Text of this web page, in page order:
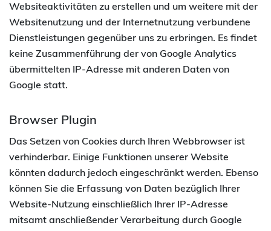
Websiteaktivitäten zu erstellen und um weitere mit der
Websitenutzung und der Internetnutzung verbundene
Dienstleistungen gegenüber uns zu erbringen. Es findet
keine Zusammenführung der von Google Analytics
übermittelten IP-Adresse mit anderen Daten von
Google statt.
Browser Plugin
Das Setzen von Cookies durch Ihren Webbrowser ist
verhinderbar. Einige Funktionen unserer Website
könnten dadurch jedoch eingeschränkt werden. Ebenso
können Sie die Erfassung von Daten bezüglich Ihrer
Website-Nutzung einschließlich Ihrer IP-Adresse
mitsamt anschließender Verarbeitung durch Google